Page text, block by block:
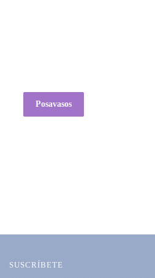
Posavasos
SUSCRÍBETE